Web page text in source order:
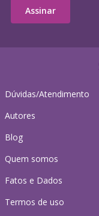
Dúvidas/Atendimento
Autores
Blog
Quem somos
Fatos e Dados
Termos de uso
Assinar